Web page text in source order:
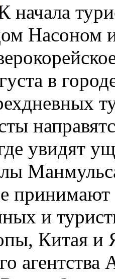
начала
Насоном
в
увидят
принимают
и
Китая и